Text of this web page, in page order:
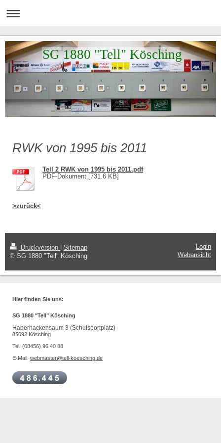
SG 1880 "Tell" Kösching
RWK von 1995 bis 2011
Tell 2 RWK von 1995 bis 2011.pdf
PDF-Dokument [731.6 KB]
>zurück<
Druckversion
Sitemap
© SG 1880 "Tell" Kösching
Login
Webansicht
Hier finden Sie uns:
SG 1880 "Tell" Kösching
Haberhackensaum 3 (Schulsportplatz)
85092 Kösching
Tel: (08456) 96 40 88
E-Mail: webmaster@tell-koesching.de